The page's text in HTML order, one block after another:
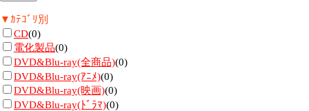
▼ｶﾃｺﾞﾘ別
CD(0)
電化製品(0)
DVD&Blu-ray(全商品)(0)
DVD&Blu-ray(ｱﾆﾒ)(0)
DVD&Blu-ray(映画)(0)
DVD&Blu-ray(ﾄﾞﾗﾏ)(0)